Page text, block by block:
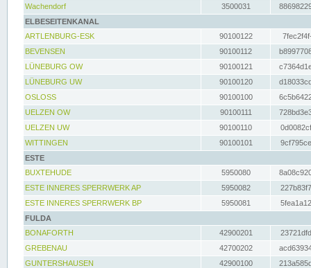
Wachendorf
3500031
ELBESEITENKANAL
ARTLENBURG-ESK
90100122
BEVENSEN
90100112
LÜNEBURG OW
90100121
LÜNEBURG UW
90100120
OSLOSS
90100100
UELZEN OW
90100111
UELZEN UW
90100110
WITTINGEN
90100101
ESTE
BUXTEHUDE
5950080
ESTE INNERES SPERRWERK AP
5950082
ESTE INNERES SPERRWERK BP
5950081
FULDA
BONAFORTH
42900201
GREBENAU
42700202
GUNTERSHAUSEN
42900100